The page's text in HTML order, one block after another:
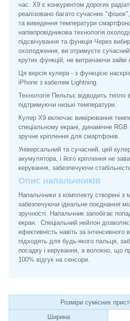
час. X9 є конкурентом дорогих
реалізовано багато сучасних
та виведення температури
напівпровідникова технологія
підсвічування та функція Через
охолодження, ви отримуєте сучасний
крутих функцій, не витрачаючи зайві
Ця версія кулера - з функцією
iPhone з кабелем Lightning.
Технологія Пельтьє відводить тепло
підтримуючи низькі температури.
Кулер X9 включає вимірювання
спеціальному екрані, динамічне RGB
зручне кріплення для смартфонів.
Універсальний та сучасний, цей
акумулятора, і його кріплення не
керування, забезпечуючи
Опис напальчників
Напальчники з комплекту створені з
забезпечуючи ідеальне поєднання
зручності. Напальчник запобігає
екран. Спеціальний нейлон дозволяє
ефективність навіть за інтенсивного
підходять для будь-якого пальця,
посадку і керування, а волокно, що
100% відгук на сенсори.
Розміри сумісних
Ширина